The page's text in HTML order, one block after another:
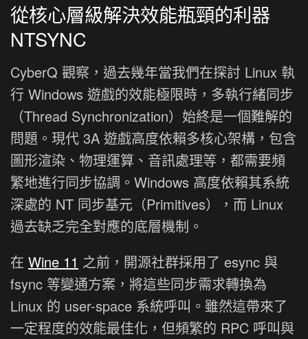
從核心層級解決效能瓶頸的利器
NTSYNC
CyberQ 觀察，過去幾年當我們在探討 Linux 執
行 Windows 遊戲的效能極限時，多執行緒同步
（Thread Synchronization）始終是一個難解的
問題。現代 3A 遊戲高度依賴多核心架構，包含
圖形渲染、物理運算、音訊處理等，都需要頻
繁地進行同步協調。Windows 高度依賴其系統
深處的 NT 同步基元（Primitives），而 Linux
過去缺乏完全對應的底層機制。
在 Wine 11 之前，開源社群採用了 esync 與
fsync 等變通方案，將這些同步需求轉換為
Linux 的 user-space 系統呼叫。雖然這帶來了
一定程度的效能最佳化，但頻繁的 RPC 呼叫與